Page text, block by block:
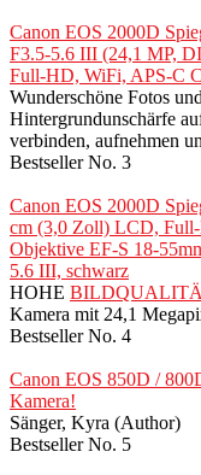
Canon EOS 2000D
F3.5-5.6 III (24,1 MP,
Full-HD, WiFi, APS-C
Wunderschöne Fotos
Hintergrundunschärfe
verbinden, aufnehmen
Bestseller No. 3
Canon EOS 2000D
cm (3,0 Zoll) LCD,
Objektive EF-S 18-
5.6 III, schwarz
HOHE
Kamera mit 24,1
Bestseller No. 4
Canon EOS 850D /
Kamera!
Sänger, Kyra (Author)
Bestseller No. 5